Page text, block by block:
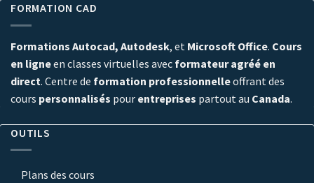
FORMATION CAD
Formations Autocad, Autodesk, et Microsoft Office. Cours
en ligneen classes virtuelles avec formateur agréé en
direct. Centre de formation professionnelleoffrant des
cours personnalisés pour entreprises partout au Canada.
OUTILS
Plans des cours